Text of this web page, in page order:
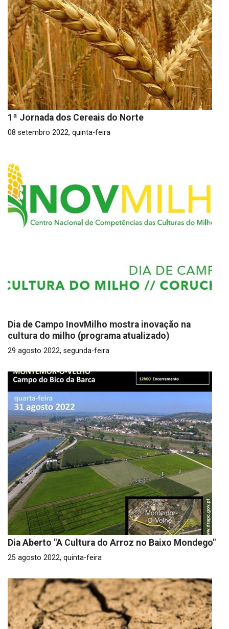
1ª Jornada dos Cereais do Norte
08 setembro 2022, quinta-feira
Dia de Campo InovMilho mostra inovação na
cultura do milho (programa atualizado)
29 agosto 2022, segunda-feira
Dia Aberto "A Cultura do Arroz no Baixo Mondego"
25 agosto 2022, quinta-feira